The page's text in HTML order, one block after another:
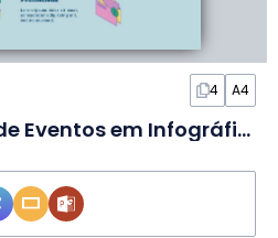
4 A4
Fluxo de Trabalho de Eventos em Infográfico